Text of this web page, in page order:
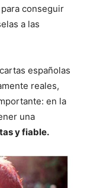
conseguir
a las
españolas
reales,
en la
una
y fiable.